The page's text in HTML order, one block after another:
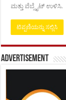
ಮತ್ತು ವೆಬ್ಸೈಟ್ ಉಳಿಸಿ.
Advertisement